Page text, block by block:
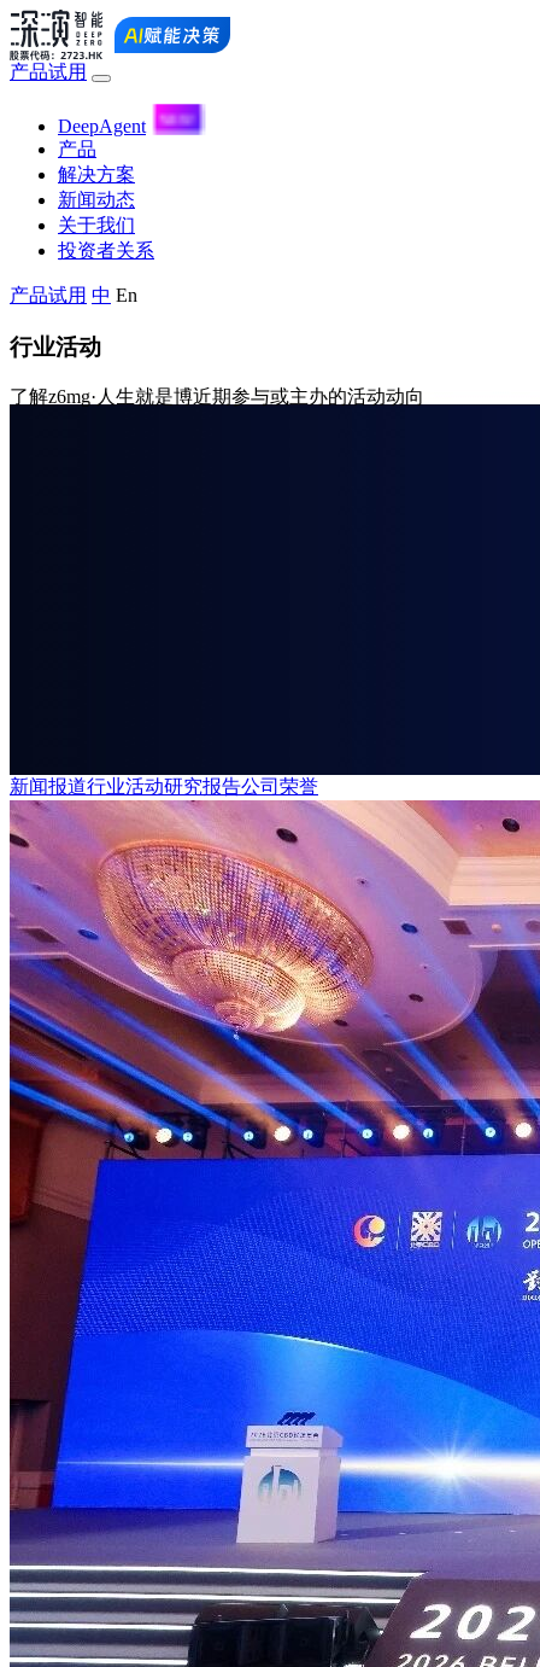
产品试用
DeepAgent
产品
解决方案
新闻动态
关于我们
投资者关系
产品试用 中 En
行业活动
了解z6mg·人生就是博近期参与或主办的活动动向
新闻报道行业活动研究报告公司荣誉